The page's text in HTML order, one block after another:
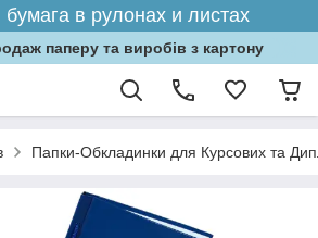
в рулонах и листах
паперу та виробів з картону
Папки-Обкладинки для Курсових та